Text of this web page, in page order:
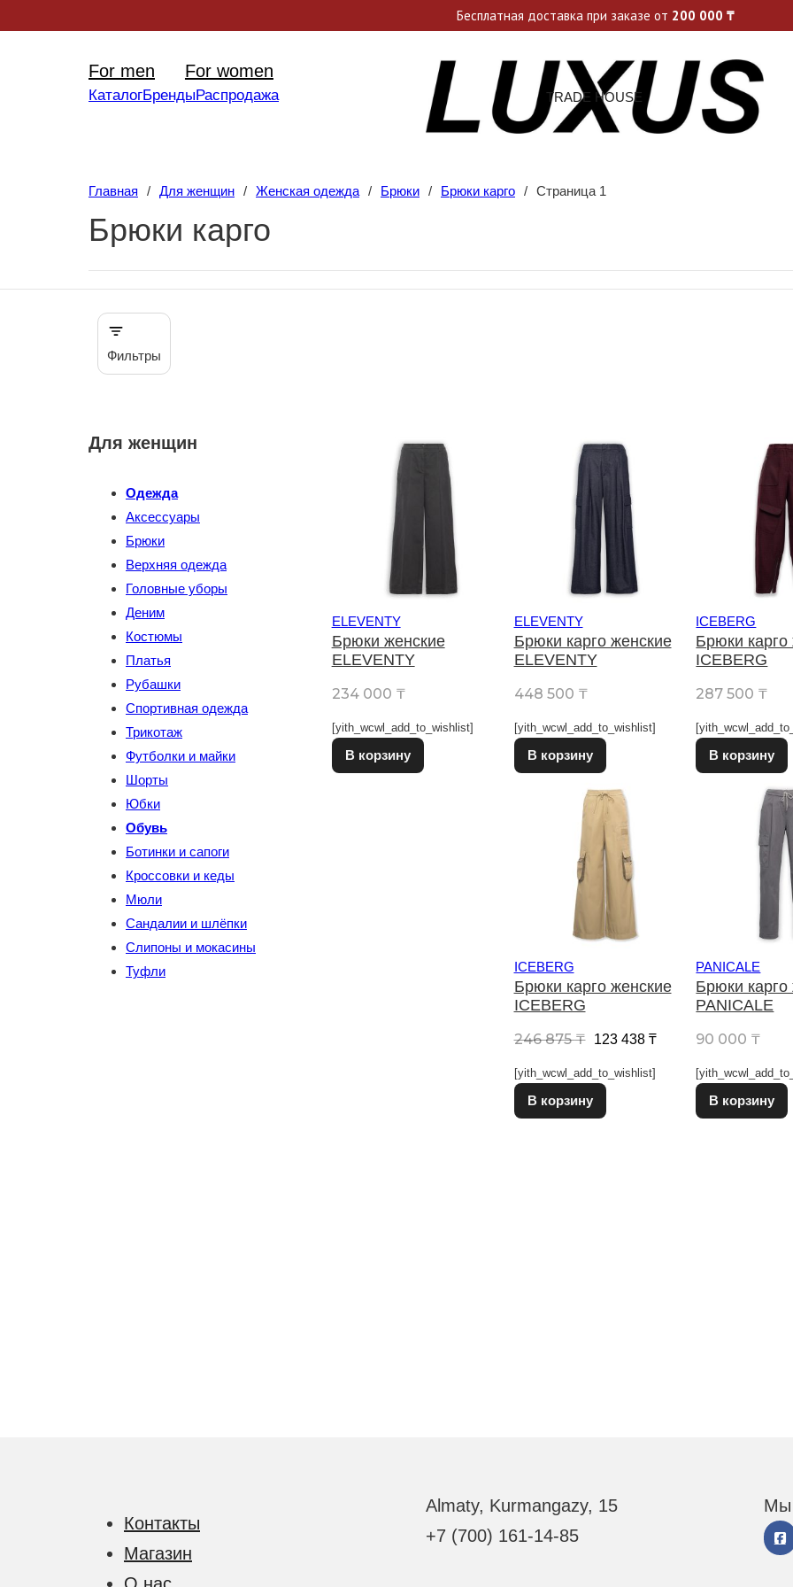
Уникальные акции и спецпредложения каждую неделю, не пропусти
For men For women
КаталогБрендыРаспродажа TRADE HOUSE
Главная / Для женщин / Женская одежда / Брюки / Брюки карго / Страница 1
Брюки карго
Фильтры
Для женщин
Одежда
Аксессуары
Брюки
Верхняя одежда
Головные уборы
Деним
Костюмы
Платья
Рубашки
Спортивная одежда
Трикотаж
Футболки и майки
Шорты
Юбки
Обувь
Ботинки и сапоги
Кроссовки и кеды
Мюли
Сандалии и шлёпки
Слипоны и мокасины
Туфли
ELEVENTY
Брюки женские
ELEVENTY
234 000 ₸
[yith_wcwl_add_to_wishlist]
В корзину Этот товар имеет несколько вариаций. Опции можно
ELEVENTY
Брюки карго женские
ELEVENTY
448 500 ₸
[yith_wcwl_add_to_wishlist]
В корзину Этот товар имеет несколько
ICEBERG
Брюки карго
ICEBERG
287 500 ₸
В корзину
ICEBERG
Брюки карго женские
ICEBERG
246 875₸ Первоначальная цена
123 438 ₸Текущая цена: 123
[yith_wcwl_add_to_wishlist]
В корзину Этот товар имеет несколько
PANICALE
Брюки карго
PANICALE
90 000 ₸
В корзину
Контакты
Магазин
Almaty, Kurmangazy, 15
+7 (700) 161-14-85
Мы
Бесплатная доставка при заказе от 200 000 ₸